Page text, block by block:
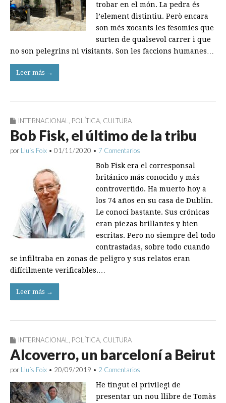
trobar en el món. La pedra és
l’element distintiu. Però encara
son més xocants les fesomies que
surten de qualsevol carrer i que
no son pelegrins ni visitants. Son les faccions humanes…
Leer más →
INTERNACIONAL, POLÍTICA, CULTURA
Bob Fisk, el último de la tribu
por Lluís Foix • 01/11/2020 • 7 Comentarios
Bob Fisk era el corresponsal
británico más conocido y más
controvertido. Ha muerto hoy a
los 74 años en su casa de Dublín.
Le conocí bastante. Sus crónicas
eran piezas brillantes y bien
escritas. Pero no siempre del todo
contrastadas, sobre todo cuando
se infiltraba en zonas de peligro y sus relatos eran
difícilmente verificables.…
Leer más →
INTERNACIONAL POLÍTICA CULTURA
Alcoverro, un barceloní a Beirut
por Lluís Foix • 20/09/2019 • 2 Comentarios
He tingut el privilegi de
presentar un nou llibre de Tomàs